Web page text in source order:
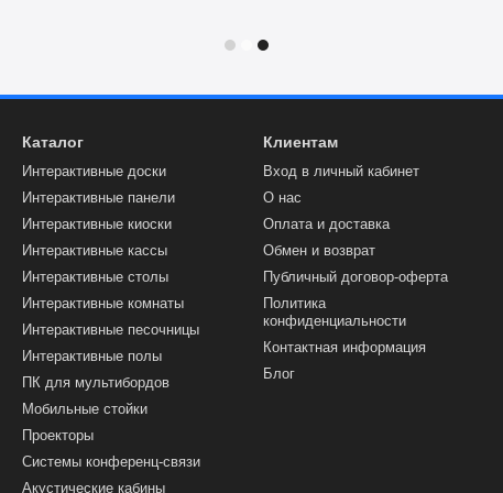
для терапии и тому
быть ровной и прочной
чтобы стена была
интерактивную стену
в том, что белая
и таким образом
поверхность не искажает
и искажать цвета. Также
и делает ее более тусклой.
Каталог
Интерактивные доски
Интерактивные панели
Интерактивные киоски
Интерактивные кассы
Интерактивные столы
Интерактивные комнаты
Интерактивные песочницы
Интерактивные полы
ПК для мультибордов
Мобильные стойки
Проекторы
Системы конференц-связи
Акустические кабины
Клиентам
Вход в личный кабинет
О нас
Оплата и доставка
Обмен и возврат
Публичный договор-оферта
Политика
конфиденциальности
Контактная информация
Блог